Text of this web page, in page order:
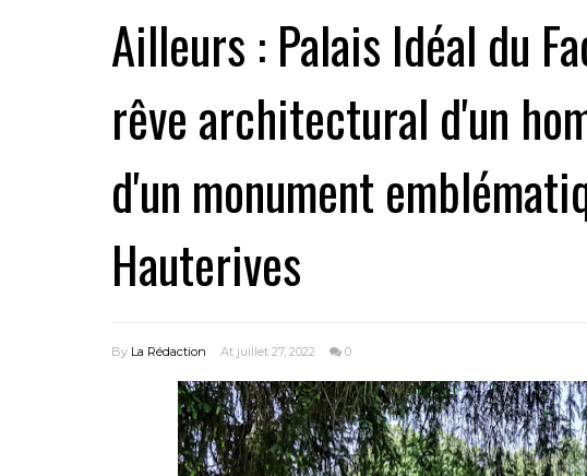
Ailleurs : Palais Idéal du
rêve architectural d'un
d'un monument
Hauterives
By La Rédaction At juillet 27, 2022 0